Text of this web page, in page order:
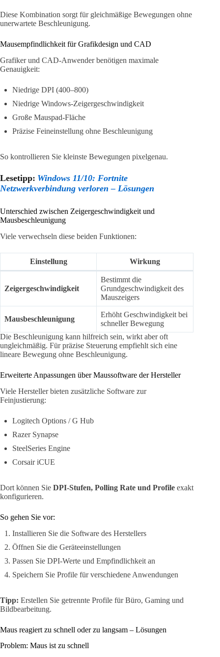
Diese Kombination sorgt für gleichmäßige Bewegungen ohne
unerwartete Beschleunigung.
Mausempfindlichkeit für Grafikdesign und CAD
Grafiker und CAD-Anwender benötigen maximale
Genauigkeit:
Niedrige DPI (400–800)
Niedrige Windows-Zeigergeschwindigkeit
Große Mauspad-Fläche
Präzise Feineinstellung ohne Beschleunigung
So kontrollieren Sie kleinste Bewegungen pixelgenau.
Lesetipp: Windows 11/10: Fortnite
Netzwerkverbindung verloren – Lösungen
Unterschied zwischen Zeigergeschwindigkeit und
Mausbeschleunigung
Viele verwechseln diese beiden Funktionen:
Einstellung Wirkung
Zeigergeschwindigkeit
Bestimmt die
Grundgeschwindigkeit des
Mauszeigers
Mausbeschleunigung
Erhöht Geschwindigkeit bei
schneller Bewegung
Die Beschleunigung kann hilfreich sein, wirkt aber oft
ungleichmäßig. Für präzise Steuerung empfiehlt sich eine
lineare Bewegung ohne Beschleunigung.
Erweiterte Anpassungen über Maussoftware der Hersteller
Viele Hersteller bieten zusätzliche Software zur
Feinjustierung:
Logitech Options / G Hub
Razer Synapse
SteelSeries Engine
Corsair iCUE
Dort können Sie DPI-Stufen, Polling Rate und Profile exakt
konfigurieren.
So gehen Sie vor:
Installieren Sie die Software des Herstellers
Öffnen Sie die Geräteeinstellungen
Passen Sie DPI-Werte und Empfindlichkeit an
Speichern Sie Profile für verschiedene Anwendungen
Tipp: Erstellen Sie getrennte Profile für Büro, Gaming und
Bildbearbeitung.
Maus reagiert zu schnell oder zu langsam – Lösungen
Problem: Maus ist zu schnell